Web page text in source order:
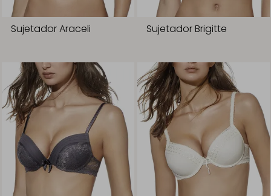
Sujetador Araceli Sujetador Brigitte